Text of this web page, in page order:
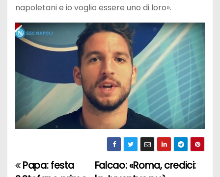
napoletani e io voglio essere uno di loro».
N
Falcao: «Roma, credici:
Papa: festa